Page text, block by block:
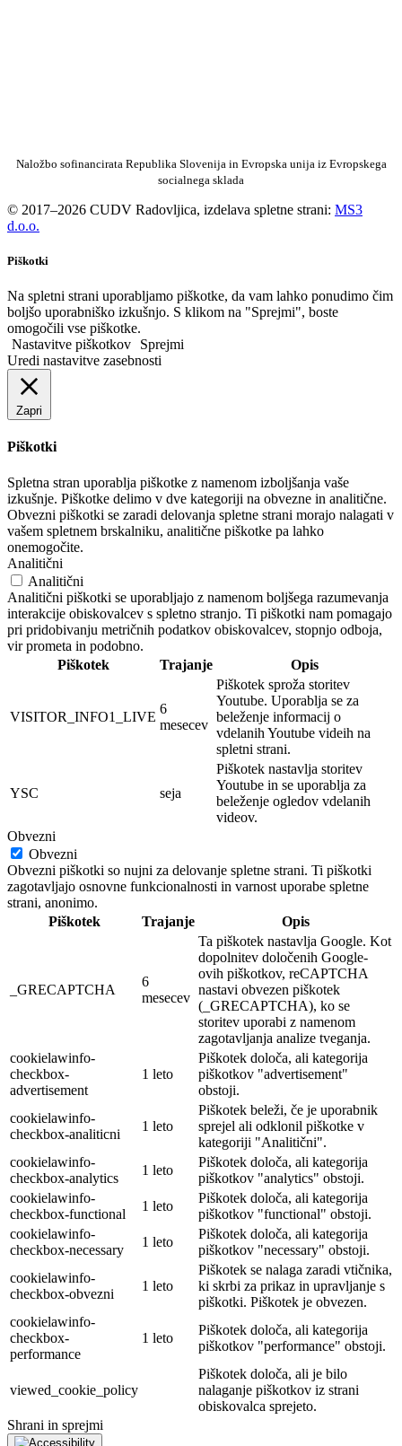
Naložbo sofinancirata Republika Slovenija in Evropska unija iz Evropskega
socialnega sklada
© 2017–2026 CUDV Radovljica, izdelava spletne strani: MS3
d.o.o.
Piškotki
Na spletni strani uporabljamo piškotke, da vam lahko ponudimo čim
boljšo uporabniško izkušnjo. S klikom na "Sprejmi", boste
omogočili vse piškotke.
Nastavitve piškotkov
Sprejmi
Uredi nastavitve zasebnosti
Zapri
Piškotki
Spletna stran uporablja piškotke z namenom izboljšanja vaše
izkušnje. Piškotke delimo v dve kategoriji na obvezne in analitične.
Obvezni piškotki se zaradi delovanja spletne strani morajo nalagati v
vašem spletnem brskalniku, analitične piškotke pa lahko
onemogočite.
Analitični
Analitični
Analitični piškotki se uporabljajo z namenom boljšega razumevanja
interakcije obiskovalcev s spletno stranjo. Ti piškotki nam pomagajo
pri pridobivanju metričnih podatkov obiskovalcev, stopnjo odboja,
vir prometa in podobno.
Piškotek
Trajanje Opis
VISITOR_INFO1_LIVE
6
mesecev
Piškotek sproža storitev
Youtube. Uporablja se za
beleženje informacij o
vdelanih Youtube videih na
spletni strani.
YSC seja
Piškotek nastavlja storitev
Youtube in se uporablja za
beleženje ogledov vdelanih
videov.
Obvezni
Obvezni
Obvezni piškotki so nujni za delovanje spletne strani. Ti piškotki
zagotavljajo osnovne funkcionalnosti in varnost uporabe spletne
strani, anonimo.
Piškotek
Trajanje Opis
_GRECAPTCHA
6
mesecev
Ta piškotek nastavlja Google. Kot
dopolnitev določenih Google-
ovih piškotkov, reCAPTCHA
nastavi obvezen piškotek
(_GRECAPTCHA), ko se
storitev uporabi z namenom
zagotavljanja analize tveganja.
cookielawinfo-
checkbox-
advertisement
1 leto
Piškotek določa, ali kategorija
piškotkov "advertisement"
obstoji.
cookielawinfo-
checkbox-analiticni
1 leto
Piškotek beleži, če je uporabnik
sprejel ali odklonil piškotke v
kategoriji "Analitični".
cookielawinfo-
checkbox-analytics
1 leto
Piškotek določa, ali kategorija
piškotkov "analytics" obstoji.
cookielawinfo-
checkbox-functional
1 leto
Piškotek določa, ali kategorija
piškotkov "functional" obstoji.
cookielawinfo-
checkbox-necessary
1 leto
Piškotek določa, ali kategorija
piškotkov "necessary" obstoji.
cookielawinfo-
checkbox-obvezni
1 leto
Piškotek se nalaga zaradi vtičnika,
ki skrbi za prikaz in upravljanje s
piškotki. Piškotek je obvezen.
cookielawinfo-
checkbox-
performance
1 leto
Piškotek določa, ali kategorija
piškotkov "performance" obstoji.
viewed_cookie_policy
Piškotek določa, ali je bilo
nalaganje piškotkov iz strani
obiskovalca sprejeto.
Shrani in sprejmi